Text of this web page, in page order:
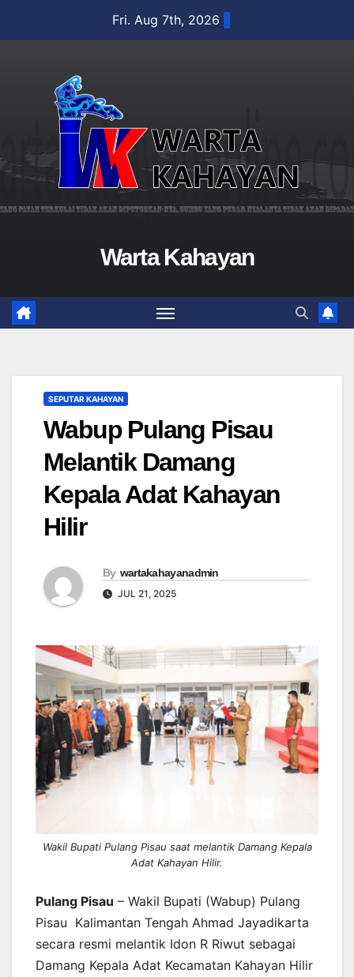
Fri. Aug 7th, 2026
Warta Kahayan
SEPUTAR KAHAYAN
Wabup Pulang Pisau
Melantik Damang
Kepala Adat Kahayan
Hilir
By wartakahayanadmin
JUL 21, 2025
Wakil Bupati Pulang Pisau saat melantik Damang Kepala
Adat Kahayan Hilir.
Pulang Pisau – Wakil Bupati (Wabup) Pulang
Pisau Kalimantan Tengah Ahmad Jayadikarta
secara resmi melantik Idon R Riwut sebagai
Damang Kepala Adat Kecamatan Kahayan Hilir